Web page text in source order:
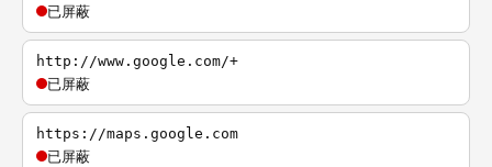
已屏蔽
http://www.google.com/+
已屏蔽
https://maps.google.com
已屏蔽